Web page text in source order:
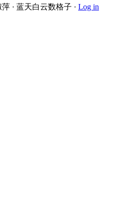
· 蓝天白云数格子 · Log in